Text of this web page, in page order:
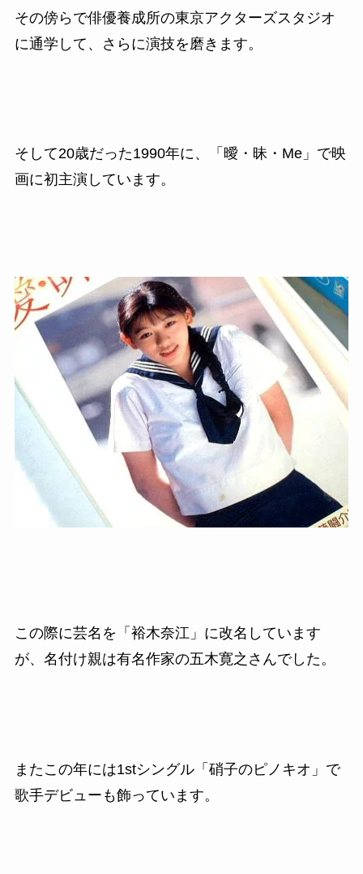
その傍らで俳優養成所の東京アクターズスタジオ
に通学して、さらに演技を磨きます。
そして20歳だった1990年に、「曖・昧・ Me」で映
画に初主演しています。
この際に芸名を「裕木奈江」に改名しています
が、名付け親は有名作家の五木寛之さんでした。
またこの年には1stシングル「硝子のピノキオ」で
歌手デビューも飾っています。